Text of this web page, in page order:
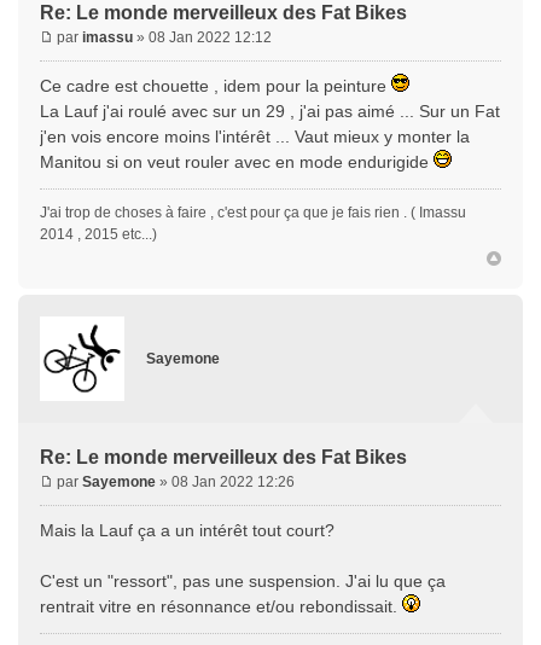
Re: Le monde merveilleux des Fat Bikes
par imassu » 08 Jan 2022 12:12
Ce cadre est chouette , idem pour la peinture
La Lauf j'ai roulé avec sur un 29 , j'ai pas aimé ... Sur un Fat
j'en vois encore moins l'intérêt ... Vaut mieux y monter la
Manitou si on veut rouler avec en mode endurigide
J'ai trop de choses à faire , c'est pour ça que je fais rien . ( Imassu
2014 , 2015 etc...)
Sayemone
Re: Le monde merveilleux des Fat Bikes
par Sayemone » 08 Jan 2022 12:26
Mais la Lauf ça a un intérêt tout court?
C'est un "ressort", pas une suspension. J'ai lu que ça
rentrait vitre en résonnance et/ou rebondissait.